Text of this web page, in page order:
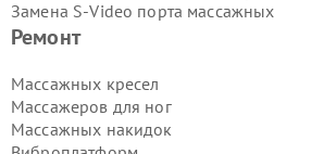
Ремонт
Массажных кресел
Массажеров для ног
Массажных накидок
Замена S-Video порта массажных
накидок Casada в г.
Замена S-Video порта массажных
Замена S-Video порта массажных
накидок Casada в г.Воронеж
Замена S-Video порта массажных